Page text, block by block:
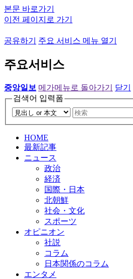
본문 바로가기
이전 페이지로 가기
공유하기 주요 서비스 메뉴 열기
주요서비스
중앙일보 메가메뉴로 돌아가기
닫기
검색어 입력폼
HOME
最新記事
ニュース
政治
経済
国際・日本
北朝鮮
社会・文化
スポーツ
オピニオン
社説
コラム
日本関係のコラム
エンタメ